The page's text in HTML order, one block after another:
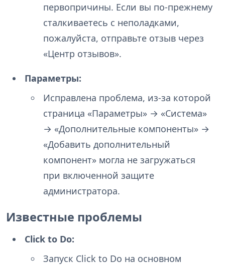
первопричины. Если вы по-прежнему
сталкиваетесь с неполадками,
пожалуйста, отправьте отзыв через
«Центр отзывов».
Параметры:
Исправлена проблема, из-за которой
страница «Параметры» → «Система»
→ «Дополнительные компоненты» →
«Добавить дополнительный
компонент» могла не загружаться
при включенной защите
администратора.
Известные проблемы
Click to Do:
Запуск Click to Do на основном